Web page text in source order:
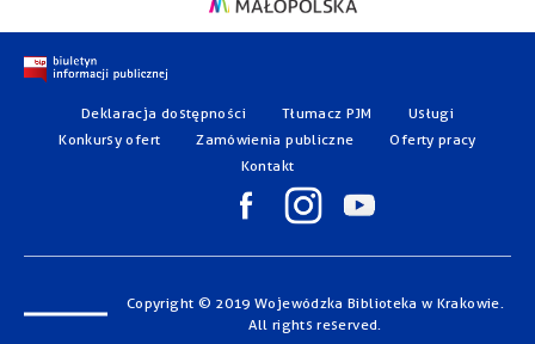
Deklaracja dostępności Tłumacz PJM
Usługi
Konkursy ofert
Zamówienia publiczne
Oferty pracy
Kontakt
Copyright © 2019 Wojewódzka Biblioteka w Krakowie.
All rights reserved.